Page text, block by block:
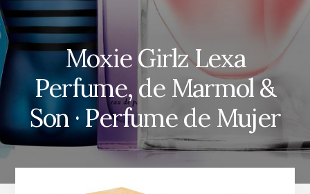
Moxie Girlz Lexa
Perfume, de Marmol &
Son · Perfume de Mujer